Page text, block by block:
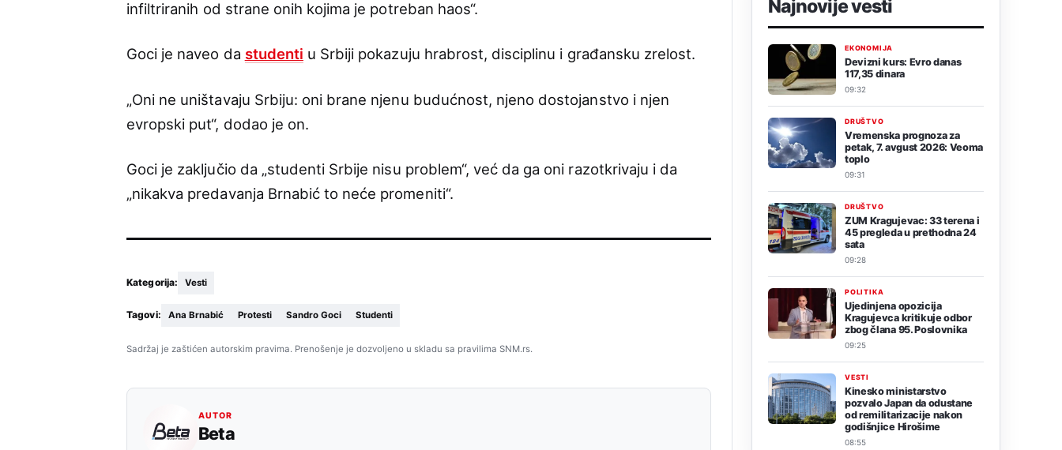
infiltriranih od strane onih kojima je potreban haos“.
Goci je naveo da studenti u Srbiji pokazuju hrabrost, disciplinu i građansku zrelost.
„Oni ne uništavaju Srbiju: oni brane njenu budućnost, njeno dostojanstvo i njen
evropski put“, dodao je on.
Goci je zaključio da „studenti Srbije nisu problem“, već da ga oni razotkrivaju i da
„nikakva predavanja Brnabić to neće promeniti“.
Kategorija: Vesti
Tagovi: Ana Brnabić Protesti Sandro Goci Studenti
Sadržaj je zaštićen autorskim pravima. Prenošenje je dozvoljeno u skladu sa pravilima SNM.rs.
AUTOR
Beta
Najnovije vesti
EKONOMIJA
Devizni kurs: Evro danas
117,35 dinara
09:32
DRUŠTVO
Vremenska prognoza za
petak, 7. avgust 2026: Veoma
toplo
09:31
DRUŠTVO
ZUM Kragujevac: 33 terena i
45 pregleda u prethodna 24
sata
09:28
POLITIKA
Ujedinjena opozicija
Kragujevca kritikuje odbor
zbog člana 95. Poslovnika
09:25
VESTI
Kinesko ministarstvo
pozvalo Japan da odustane
od remilitarizacije nakon
godišnjice Hirošime
08:55